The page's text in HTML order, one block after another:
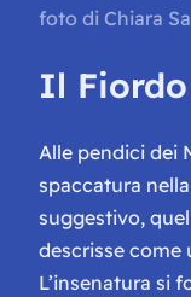
foto di Chiara
Il
Alle pendici dei
spaccatura
suggestivo,
descrisse come
L’insenatura si